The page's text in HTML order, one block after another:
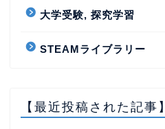
大学受験, 探究学習
STEAMライブラリー
【最近投稿された記事】